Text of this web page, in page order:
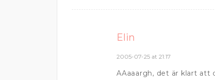
Elin
2005-07-25 at 21:17
AAaaargh, det är klart att